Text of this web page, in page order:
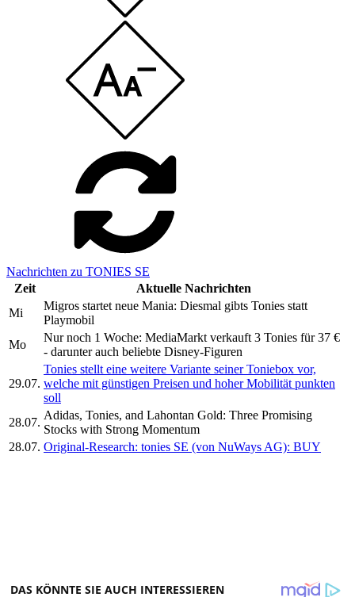
Nachrichten zu TONIES SE
Zeit
Aktuelle Nachrichten
Mi
Migros startet neue Mania: Diesmal gibts Tonies statt
Playmobil
Mo
Nur noch 1 Woche: MediaMarkt verkauft 3 Tonies für 37 €
- darunter auch beliebte Disney-Figuren
29.07.
Tonies stellt eine weitere Variante seiner Toniebox vor,
welche mit günstigen Preisen und hoher Mobilität punkten
soll
28.07.
Adidas, Tonies, and Lahontan Gold: Three Promising
Stocks with Strong Momentum
28.07. Original-Research: tonies SE (von NuWays AG): BUY